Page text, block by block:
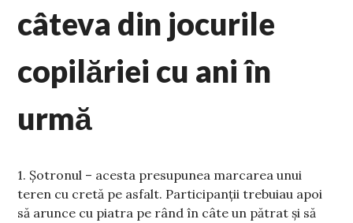
câteva din jocurile
copilăriei cu ani în
urmă
1. Șotronul – acesta presupunea marcarea unui
teren cu cretă pe asfalt. Participanții trebuiau apoi
să arunce cu piatra pe rând în câte un pătrat și să